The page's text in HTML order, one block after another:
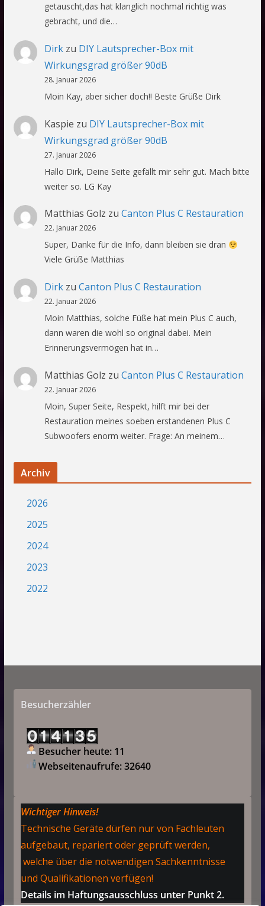
getauscht,das hat klanglich nochmal richtig was
gebracht, und die…
Dirkzu DIY Lautsprecher-Box mit
Wirkungsgrad größer 90dB
28. Januar 2026
Moin Kay, aber sicher doch!! Beste Grüße Dirk
Kaspie zu DIY Lautsprecher-Box mit
Wirkungsgrad größer 90dB
27. Januar 2026
Hallo Dirk, Deine Seite gefällt mir sehr gut. Mach bitte
weiter so. LG Kay
Matthias Golz zu Canton Plus C Restauration
22. Januar 2026
Super, Danke für die Info, dann bleiben sie dran
Viele Grüße Matthias
Dirkzu Canton Plus C Restauration
22. Januar 2026
Moin Matthias, solche Füße hat mein Plus C auch,
dann waren die wohl so original dabei. Mein
Erinnerungsvermögen hat in…
Matthias Golz zu Canton Plus C Restauration
22. Januar 2026
Moin, Super Seite, Respekt, hilft mir bei der
Restauration meines soeben erstandenen Plus C
Subwoofers enorm weiter. Frage: An meinem…
Archiv
2026
2025
2024
2023
2022
Besucherzähler
Besucher heute: 11
Webseitenaufrufe: 32640
Wichtiger Hinweis!
Technische Geräte dürfen nur von Fachleuten
aufgebaut, repariert oder geprüft werden,
welche über die notwendigen Sachkenntnisse
und Qualifikationen verfügen!
Details im Haftungsausschluss unter Punkt 2.